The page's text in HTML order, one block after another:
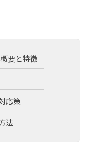
要と特徴
応策
法